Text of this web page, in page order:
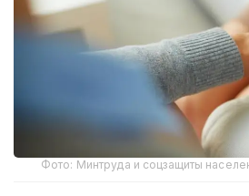
Фото: Минтруда и соцзащиты